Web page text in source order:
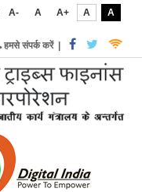
A- A A+ A
A
हमसे संपर्क करें|